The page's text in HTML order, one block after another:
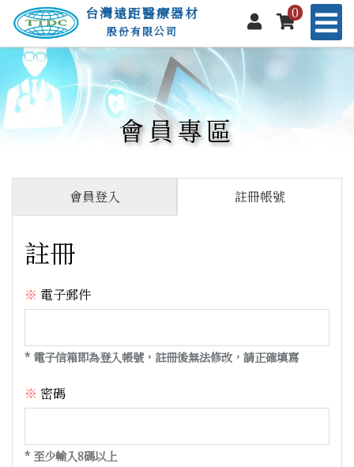
台灣遠距醫療器材
股份有限公司
0
會員專區
會員登入 註冊帳號
註冊
電子郵件
* 電子信箱即為登入帳號，註冊後無法修改，請正確填寫
密碼
* 至少輸入8碼以上